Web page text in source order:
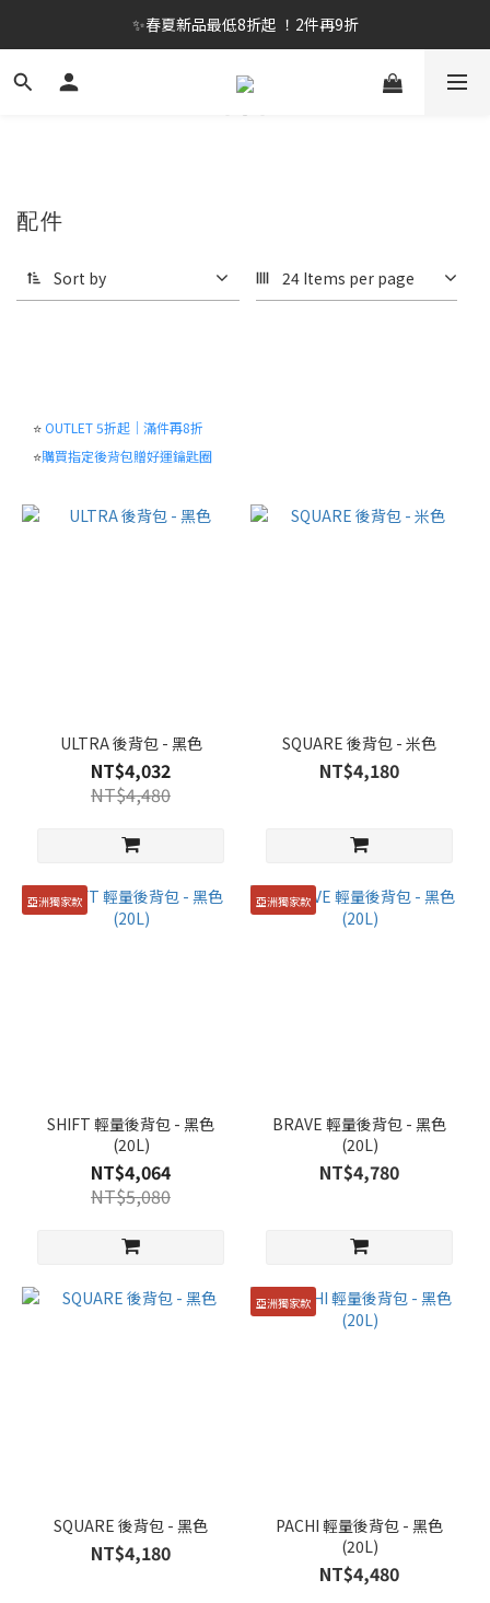
✨春夏新品最低8折起 ！2件再9折
✨春夏新品最低8折起 ！2件再9折
🔥OULET SALE! 降至5折起 滿件再8折
✨購買指定後背包送好運鑰匙圈 (贈完為止)
配件
Sort by 24 Items per page
⭐OUTLET 5折起｜滿件再8折
⭐購買指定後背包贈好運鑰匙圈
ULTRA 後背包 - 黑色
NT$4,032
NT$4,480
SQUARE 後背包 - 米色
NT$4,180
亞洲獨家款
SHIFT 輕量後背包 - 黑色
(20L)
NT$4,064
NT$5,080
亞洲獨家款
BRAVE 輕量後背包 - 黑色
(20L)
NT$4,780
SQUARE 後背包 - 黑色
NT$4,180
亞洲獨家款
PACHI 輕量後背包 - 黑色
(20L)
NT$4,480